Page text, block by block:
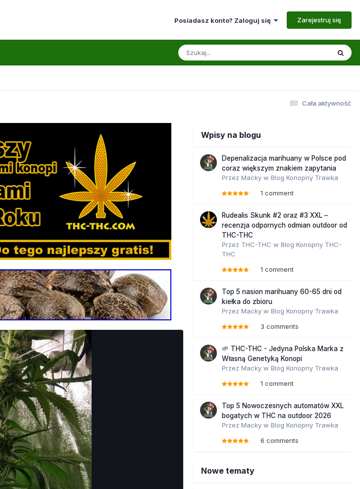
Posiadasz konto? Zaloguj się Zarejestruj się
Cała aktywność
Wpisy na blogu
Depenalizacja marihuany w Polsce pod
coraz większym znakiem zapytania
Przez Macky w Blog Konopny Trawka
1 comment
Rudealis Skunk #2 oraz #3 XXL –
recenzja odpornych odmian outdoor od
THC-THC
Przez THC-THC w Blog Konopny THC-
THC
1 comment
Top 5 nasion marihuany 60-65 dni od
kiełka do zbioru
Przez Macky w Blog Konopny Trawka
3 comments
🌱 THC-THC - Jedyna Polska Marka z
Własną Genetyką Konopi
Przez Macky w Blog Konopny Trawka
1 comment
Top 5 Nowoczesnych automatów XXL
bogatych w THC na outdoor 2026
Przez Macky w Blog Konopny Trawka
6 comments
Nowe tematy